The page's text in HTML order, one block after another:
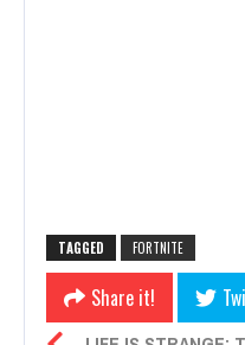
TAGGED FORTNITE
Share it!